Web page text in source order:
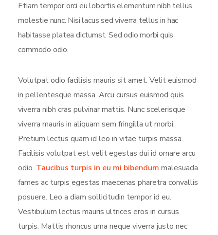
Etiam tempor orci eu lobortis elementum nibh tellus
molestie nunc. Nisi lacus sed viverra tellus in hac
habitasse platea dictumst. Sed odio morbi quis
commodo odio.
Volutpat odio facilisis mauris sit amet. Velit euismod
in pellentesque massa. Arcu cursus euismod quis
viverra nibh cras pulvinar mattis. Nunc scelerisque
viverra mauris in aliquam sem fringilla ut morbi.
Pretium lectus quam id leo in vitae turpis massa.
Facilisis volutpat est velit egestas dui id ornare arcu
odio. Taucibus turpis in eu mi bibendum malesuada
fames ac turpis egestas maecenas pharetra convallis
posuere. Leo a diam sollicitudin tempor id eu.
Vestibulum lectus mauris ultrices eros in cursus
turpis. Mattis rhoncus urna neque viverra justo nec